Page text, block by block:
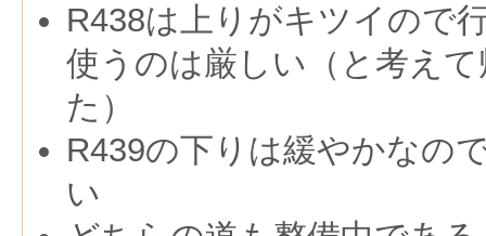
R438は上りがキツイので
使うのは厳しい（と考え
た）
R439の下りは緩やかなの
い